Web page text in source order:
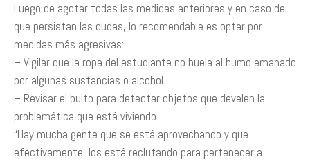
Luego de agotar todas las medidas anteriores y en caso de
que persistan las dudas, lo recomendable es optar por
medidas más agresivas:
– Vigilar que la ropa del estudiante no huela al humo emanado
por algunas sustancias o alcohol.
– Revisar el bulto para detectar objetos que develen la
problemática que está viviendo.
“Hay mucha gente que se está aprovechando y que
efectivamente los está reclutando para pertenecer a